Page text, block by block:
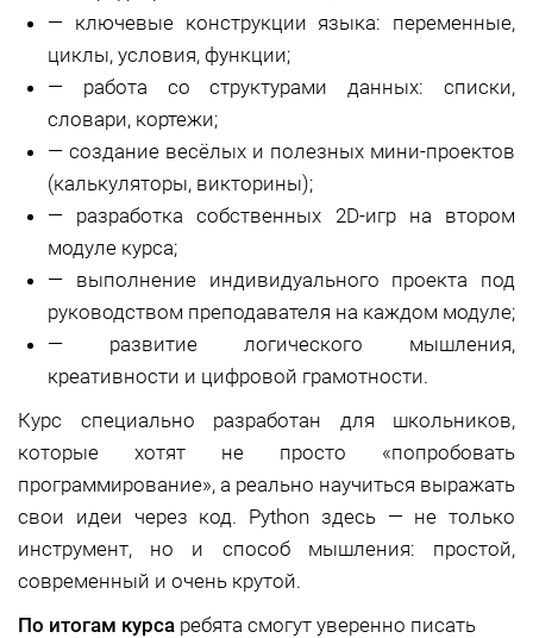
— ключевые конструкции языка: переменные,
циклы, условия, функции;
— работа со структурами данных: списки,
словари, кортежи;
— создание весёлых и полезных мини-проектов
(калькуляторы, викторины);
— разработка собственных 2D-игр на втором
модуле курса;
— выполнение индивидуального проекта под
руководством преподавателя на каждом модуле;
— развитие логического мышления,
креативности и цифровой грамотности.
Курс специально разработан для школьников,
которые хотят не просто «попробовать
программирование», а реально научиться выражать
свои идеи через код. Python здесь — не только
инструмент, но и способ мышления: простой,
современный и очень крутой.
По итогам курса ребята смогут уверенно писать